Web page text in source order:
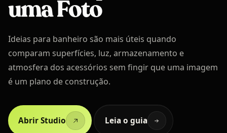
uma Foto
Ideias para banheiro são mais úteis quando
comparam superfícies, luz, armazenamento e
atmosfera dos acessórios sem fingir que uma imagem
é um plano de construção.
Abrir Studio Leia o guia